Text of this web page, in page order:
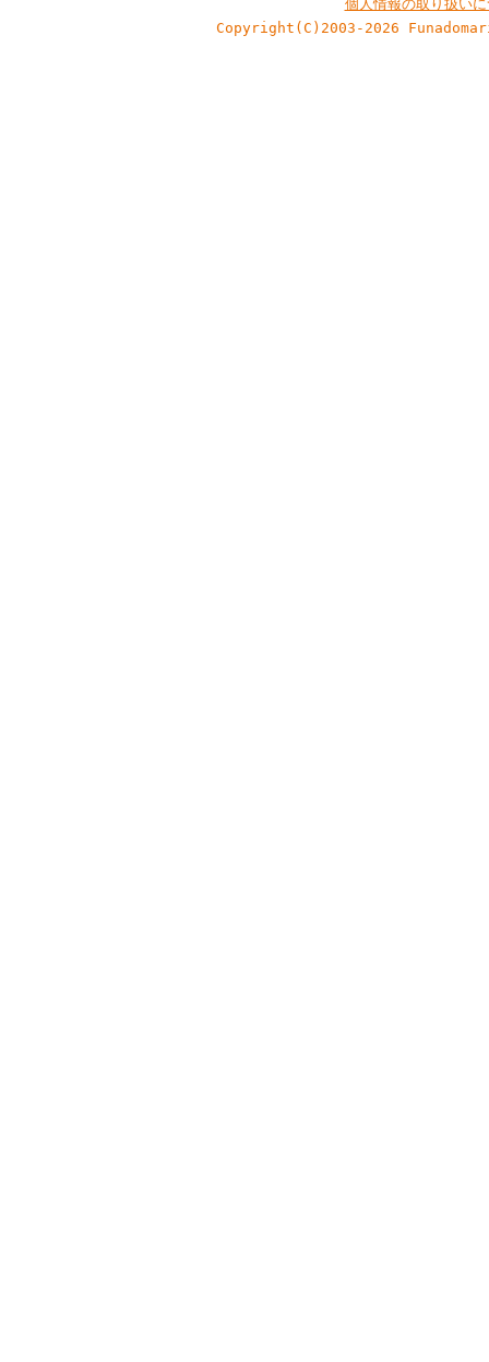
個人情報の取り扱い
Copyright(C)2003-2026